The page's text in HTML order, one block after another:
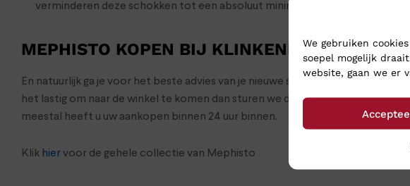
We gebruiken
soepel mogelijk
website, gaan we er
verminderen deze schokken tot een absoluut minimum
MEPHISTO KOPEN BIJ KLINKENBERG
En natuurlijk ga je voor het beste advies van je nieuwe schoenen naar
het lastig om naar de winkel te komen dan sturen we de schoenen toch
meestal heeft u uw aankopen binnen 24 uur binnen.
Klik hiervoor de gehele collectie van Mephisto